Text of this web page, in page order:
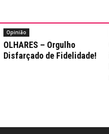
Opinião
OLHARES – Orgulho
Disfarçado de Fidelidade!